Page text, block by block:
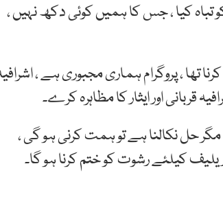
تباہ کیا ، جس کا ہمیں کوئی دکھ نہیں ،
تھا ، پروگرام ہماری مجبوری ہے ،
اور ایثار کا مظاہرہ کرے۔
ہے ، چیلنجز ہیں مگر حل نکالنا ہے تو ہمت کرنی ہو گی ،